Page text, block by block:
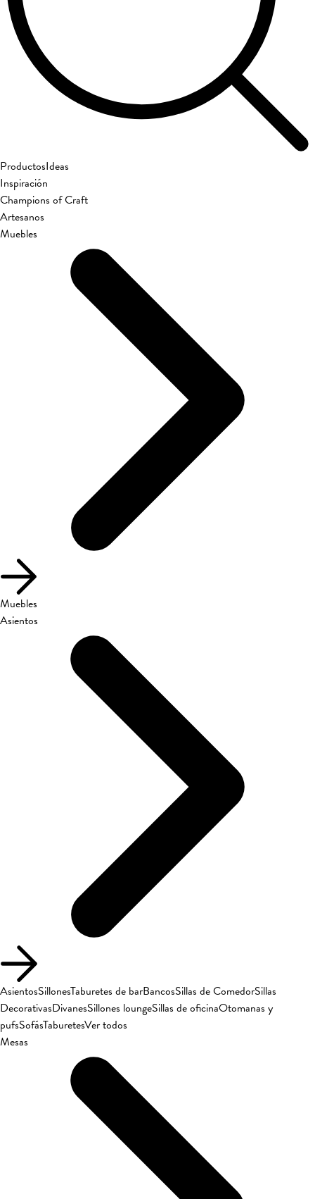
ProductosIdeas
Inspiración
Champions of Craft
Artesanos
Muebles
Muebles
Asientos
AsientosSillonesTaburetes de barBancosSillas de ComedorSillas
DecorativasDivanesSillones loungeSillas de oficinaOtomanas y
pufsSofásTaburetesVer todos
Mesas